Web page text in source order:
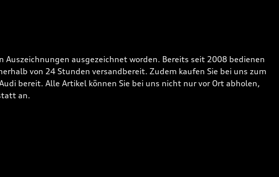
ausgezeichnet worden. Bereits seit 2008 bedienen
von 24 Stunden versandbereit. Zudem kaufen Sie bei uns zum
bereit. Alle Artikel können Sie bei uns nicht nur vor Ort abholen,
an.